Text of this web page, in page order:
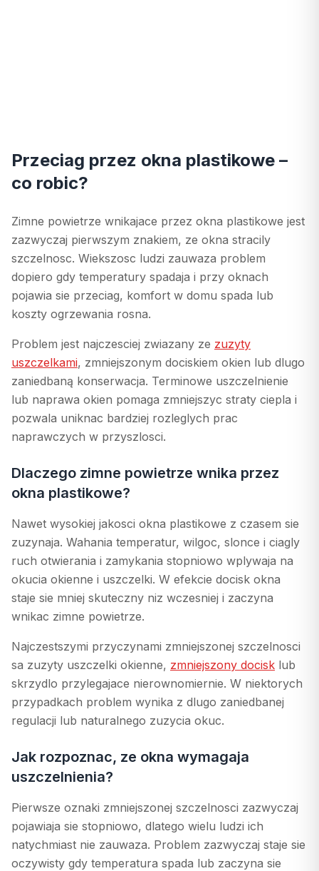
Przeciag przez okna plastikowe –
co robic?
Zimne powietrze wnikajace przez okna plastikowe jest
zazwyczaj pierwszym znakiem, ze okna stracily
szczelnosc. Wiekszosc ludzi zauwaza problem
dopiero gdy temperatury spadaja i przy oknach
pojawia sie przeciag, komfort w domu spada lub
koszty ogrzewania rosna.
Problem jest najczesciej zwiazany ze zuzyty
uszczelkami, zmniejszonym dociskiem okien lub dlugo
zaniedbaną konserwacja. Terminowe uszczelnienie
lub naprawa okien pomaga zmniejszyc straty ciepla i
pozwala uniknac bardziej rozleglych prac
naprawczych w przyszlosci.
Dlaczego zimne powietrze wnika przez
okna plastikowe?
Nawet wysokiej jakosci okna plastikowe z czasem sie
zuzynaja. Wahania temperatur, wilgoc, slonce i ciagly
ruch otwierania i zamykania stopniowo wplywaja na
okucia okienne i uszczelki. W efekcie docisk okna
staje sie mniej skuteczny niz wczesniej i zaczyna
wnikac zimne powietrze.
Najczestszymi przyczynami zmniejszonej szczelnosci
sa zuzyty uszczelki okienne, zmniejszony docisk lub
skrzydlo przylegajace nierownomiernie. W niektorych
przypadkach problem wynika z dlugo zaniedbanej
regulacji lub naturalnego zuzycia okuc.
Jak rozpoznac, ze okna wymagaja
uszczelnienia?
Pierwsze oznaki zmniejszonej szczelnosci zazwyczaj
pojawiaja sie stopniowo, dlatego wielu ludzi ich
natychmiast nie zauwaza. Problem zazwyczaj staje sie
oczywisty gdy temperatura spada lub zaczyna sie